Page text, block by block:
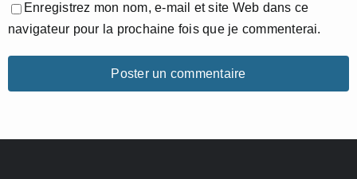
Enregistrez mon nom, e-mail et site Web dans ce
navigateur pour la prochaine fois que je commenterai.